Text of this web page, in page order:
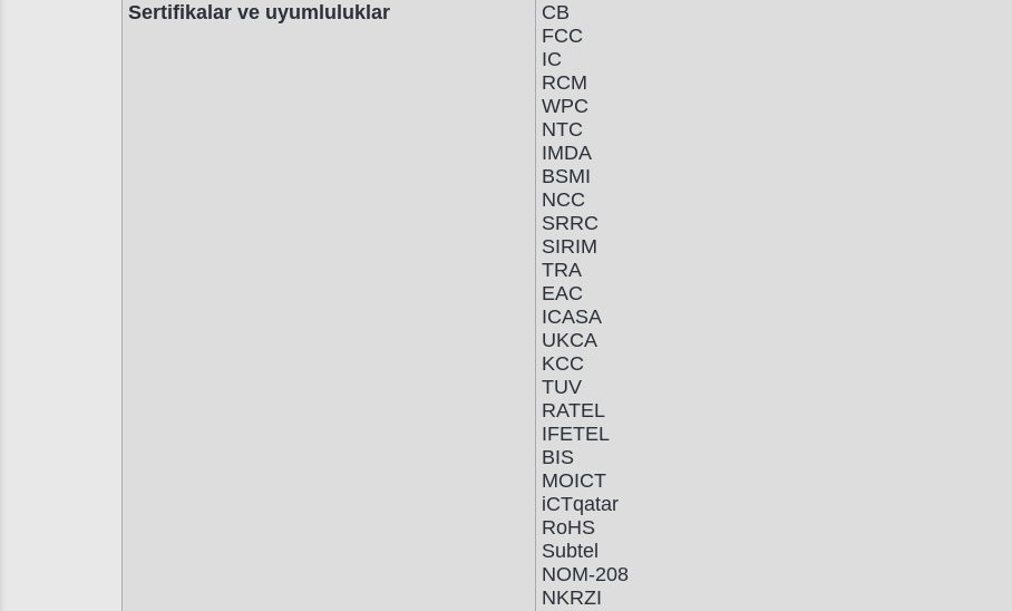
Sertifikalar ve uyumluluklar
CB
FCC
IC
RCM
WPC
NTC
IMDA
BSMI
NCC
SRRC
SIRIM
TRA
EAC
ICASA
UKCA
KCC
TUV
RATEL
IFETEL
BIS
MOICT
iCTqatar
RoHS
Subtel
NOM-208
NKRZI